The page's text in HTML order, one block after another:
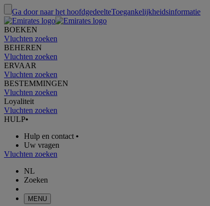
Ga door naar het hoofdgedeelteToegankelijkheidsinformatie
BOEKEN
Vluchten zoeken
BEHEREN
Vluchten zoeken
ERVAAR
Vluchten zoeken
BESTEMMINGEN
Vluchten zoeken
Loyaliteit
Vluchten zoeken
HULP•
Hulp en contact •
Uw vragen
Vluchten zoeken
NL
Zoeken
MENU